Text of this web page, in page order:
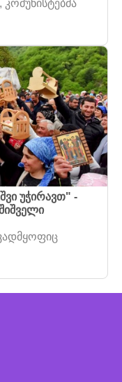
კომუნისტებმა
უჭირავთ" -